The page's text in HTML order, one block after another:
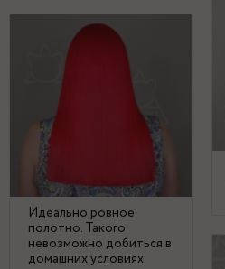
Идеально ровное
полотно. Такого
невозможно добиться в
домашних условиях